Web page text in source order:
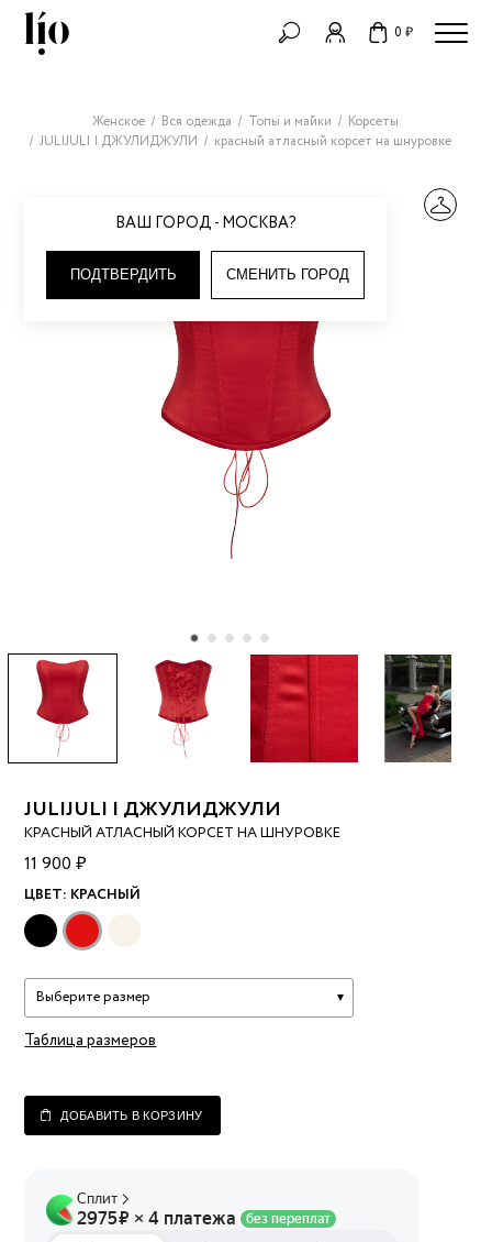
0 ₽
ВАШ ГОРОД - МОСКВА?
ПОДТВЕРДИТЬ СМЕНИТЬ ГОРОД
Женское Вся одежда Топы и майки
Корсеты
JULIJULI | ДЖУЛИДЖУЛИ
красный атласный корсет на шнуровке
JULIJULI | ДЖУЛИДЖУЛИ
КРАСНЫЙ АТЛАСНЫЙ КОРСЕТ НА ШНУРОВКЕ
11 900 ₽
ЦВЕТ: КРАСНЫЙ
Выберите размер
Таблица размеров
ДОБАВИТЬ В КОРЗИНУ